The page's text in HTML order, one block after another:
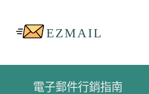
電子郵件行銷指南